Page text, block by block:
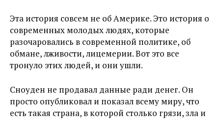
Эта история совсем не об Америке. Это история о
современных молодых людях, которые
разочаровались в современной политике, об
обмане, лживости, лицемерии. Вот это все
тронуло этих людей, и они ушли.
Сноуден не продавал данные ради денег. Он
просто опубликовал и показал всему миру, что
есть такая страна, в которой столько грязи, зла и